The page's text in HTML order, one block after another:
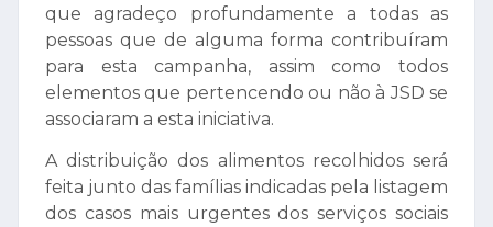
que agradeço profundamente a todas as
pessoas que de alguma forma contribuíram
para esta campanha, assim como todos
elementos que pertencendo ou não à JSD se
associaram a esta iniciativa.
A distribuição dos alimentos recolhidos será
feita junto das famílias indicadas pela listagem
dos casos mais urgentes dos serviços sociais